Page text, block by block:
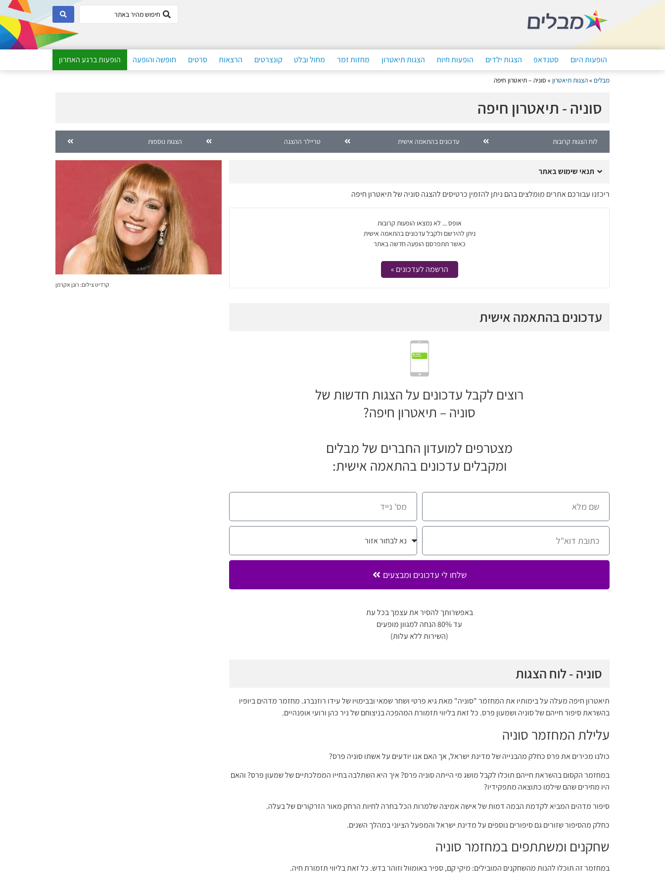
הופעות היום סטנדאפ הצגות ילדים הופעות חיות הצגות תיאטרון מחזות זמר מחול ובלט קונצרטים הרצאות סרטים חופשה והופעה הופעות ברגע האחרון
מבלים »הצגות תיאטרון » סוניה – תיאטרון חיפה
סוניה - תיאטרון חיפה
לוח הצגות קרובות עדכונים בהתאמה אישית טריילר ההצגה הצגות נוספות
תנאי שימוש באתר
ריכזנו עבורכם אתרים מומלצים בהם ניתן להזמין כרטיסים להצגה סוניה של תיאטרון חיפה
אופס ... לא נמצאו הופעות קרובות
ניתן להירשם ולקבל עדכונים בהתאמה אישית
כאשר תתפרסם הופעה חדשה באתר
הרשמה לעדכונים »
עדכונים בהתאמה אישית
רוצים לקבל עדכונים על הצגות חדשות של
סוניה – תיאטרון חיפה?
מצטרפים למועדון החברים של מבלים
ומקבלים עדכונים בהתאמה אישית:
שלחו לי עדכונים ומבצעים
באפשרותך להסיר את עצמך בכל עת
עד 80% הנחה למגוון מופעים
(השירות ללא עלות)
סוניה - לוח הצגות
תיאטרון חיפה מעלה על בימותיו את המחזמר "סוניה" מאת גיא פרטי ושחר שמאי ובבימויו של עידו רוזנברג. מחזמר מדהים ביופיו
בהשראת סיפור חייהם של סוניה ושמעון פרס. כל זאת בליווי תזמורת המהפכה בניצוחם של ניר כהן ורועי אופנהיים.
עלילת המחזמר סוניה
כולנו מכירים את פרס כחלק מהבנייה של מדינת ישראל, אך האם אנו יודעים על אשתו סוניה פרס?
במחזמר הקסום בהשראת חייהם תוכלו לקבל מושג מי הייתה סוניה פרס? איך היא השתלבה בחייו הממלכתיים של שמעון פרס? והאם
היו מחירים שהם שילמו כתוצאה מתפקידיו?
סיפור מדהים המביא לקדמת הבמה דמות של אישה אמיצה שלמרות הכל בחרה לחיות הרחק מאור הזרקורים של בעלה.
כחלק מהסיפור שזורים גם סיפורים נוספים על מדינת ישראל והמפעל הציוני במהלך השנים.
שחקנים ומשתתפים במחזמר סוניה
במחזמר זה תוכלו להנות מהשחקנים המובילים: מיקי קם, ספיר באומוול וזוהר בדש. כל זאת בליווי תזמורת חיה.
קרדיט צילום: רונן אקרמן